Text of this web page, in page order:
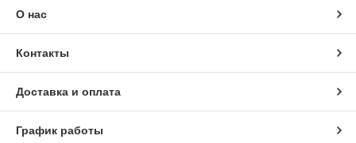
О нас
Контакты
Доставка и оплата
График работы